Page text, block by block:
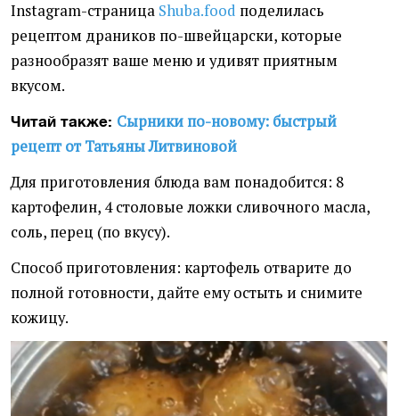
Instagram-страница Shuba.food поделилась
рецептом драников по-швейцарски, которые
разнообразят ваше меню и удивят приятным
вкусом.
Читай также: Сырники по-новому: быстрый
рецепт от Татьяны Литвиновой
Для приготовления блюда вам понадобится: 8
картофелин, 4 столовые ложки сливочного масла,
соль, перец (по вкусу).
Способ приготовления: картофель отварите до
полной готовности, дайте ему остыть и снимите
кожицу.